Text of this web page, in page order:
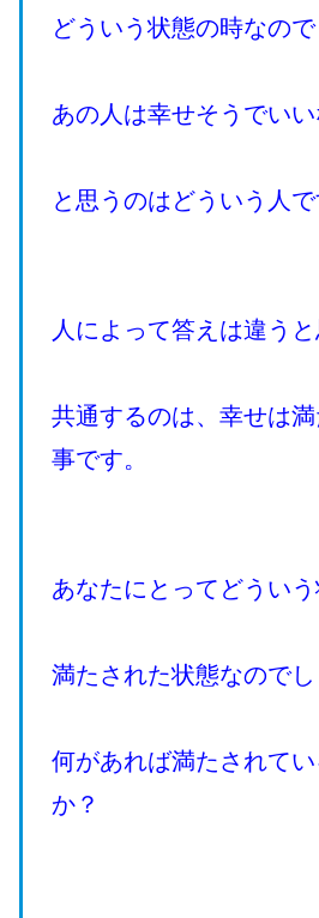
どういう状態の時なの
あの人は幸せそうでいい
と思うのはどういう人で
人によって答えは違うと
共通するのは、幸せは
事です。
あなたにとってどうい
満たされた状態なのでし
何があれば満たされて
か？